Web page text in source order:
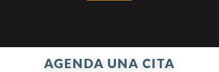
AGENDA UNA CITA